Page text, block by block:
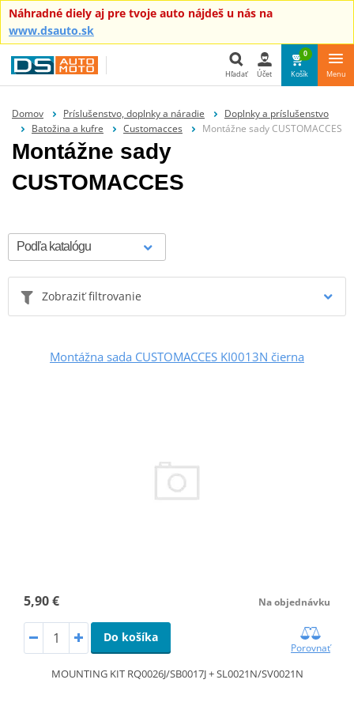
Náhradné diely aj pre tvoje auto nájdeš u nás na
www.dsauto.sk
Hľadať
Hľadať Účet
0
Košík Menu
Domov Príslušenstvo, doplnky a náradie
Doplnky a príslušenstvo
Batožina a kufre
Customacces Montážne sady CUSTOMACCES
Montážne sady
CUSTOMACCES
Zobraziť filtrovanie
Montážna sada CUSTOMACCES KI0013N čierna
5,90 € Na objednávku
Do košíka
Porovnať
MOUNTING KIT RQ0026J/SB0017J + SL0021N/SV0021N